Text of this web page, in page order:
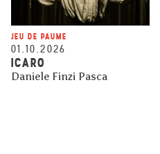
JEU DE PAUME
01.10.2026
ICARO
Daniele Finzi Pasca